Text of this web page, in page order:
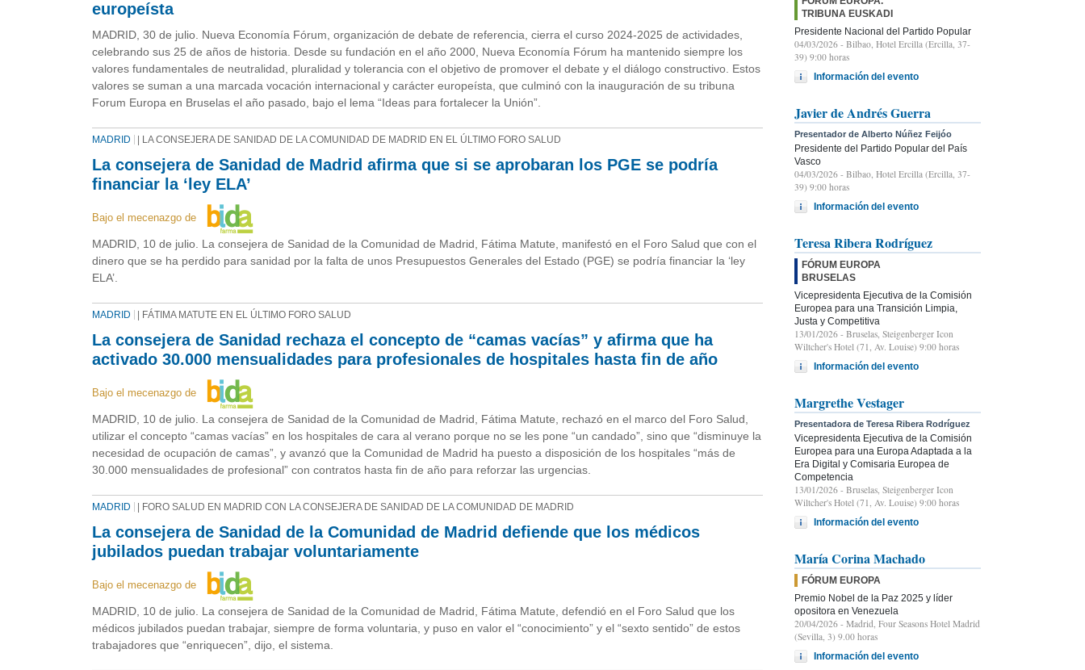
europeísta
MADRID, 30 de julio. Nueva Economía Fórum, organización de debate de referencia, cierra el curso 2024-2025 de actividades,
celebrando sus 25 de años de historia. Desde su fundación en el año 2000, Nueva Economía Fórum ha mantenido siempre los
valores fundamentales de neutralidad, pluralidad y tolerancia con el objetivo de promover el debate y el diálogo constructivo. Estos
valores se suman a una marcada vocación internacional y carácter europeísta, que culminó con la inauguración de su tribuna
Forum Europa en Bruselas el año pasado, bajo el lema “Ideas para fortalecer la Unión”.
MADRID | LA CONSEJERA DE SANIDAD DE LA COMUNIDAD DE MADRID EN EL ÚLTIMO FORO SALUD
La consejera de Sanidad de Madrid afirma que si se aprobaran los PGE se podría
financiar la ‘ley ELA’
Bajo el mecenazgo de
MADRID, 10 de julio. La consejera de Sanidad de la Comunidad de Madrid, Fátima Matute, manifestó en el Foro Salud que con el
dinero que se ha perdido para sanidad por la falta de unos Presupuestos Generales del Estado (PGE) se podría financiar la ‘ley
ELA’.
MADRID | FÁTIMA MATUTE EN EL ÚLTIMO FORO SALUD
La consejera de Sanidad rechaza el concepto de “camas vacías” y afirma que ha
activado 30.000 mensualidades para profesionales de hospitales hasta fin de año
Bajo el mecenazgo de
MADRID, 10 de julio. La consejera de Sanidad de la Comunidad de Madrid, Fátima Matute, rechazó en el marco del Foro Salud,
utilizar el concepto “camas vacías” en los hospitales de cara al verano porque no se les pone “un candado”, sino que “disminuye la
necesidad de ocupación de camas”, y avanzó que la Comunidad de Madrid ha puesto a disposición de los hospitales “más de
30.000 mensualidades de profesional” con contratos hasta fin de año para reforzar las urgencias.
MADRID | FORO SALUD EN MADRID CON LA CONSEJERA DE SANIDAD DE LA COMUNIDAD DE MADRID
La consejera de Sanidad de la Comunidad de Madrid defiende que los médicos
jubilados puedan trabajar voluntariamente
Bajo el mecenazgo de
MADRID, 10 de julio. La consejera de Sanidad de la Comunidad de Madrid, Fátima Matute, defendió en el Foro Salud que los
médicos jubilados puedan trabajar, siempre de forma voluntaria, y puso en valor el “conocimiento” y el “sexto sentido” de estos
trabajadores que “enriquecen”, dijo, el sistema.
TRIBUNA EUSKADI
Presidente Nacional del Partido Popular
04/03/2026 - Bilbao, Hotel Ercilla (Ercilla, 37-
39) 9:00 horas
Información del evento
Javier de Andrés Guerra
Presentador de Alberto Núñez Feijóo
Presidente del Partido Popular del País
Vasco
04/03/2026 - Bilbao, Hotel Ercilla (Ercilla, 37-
39) 9:00 horas
Información del evento
Teresa Ribera Rodríguez
FÓRUM EUROPA
BRUSELAS
Vicepresidenta Ejecutiva de la Comisión
Europea para una Transición Limpia,
Justa y Competitiva
13/01/2026 - Bruselas, Steigenberger Icon
Wiltcher's Hotel (71, Av. Louise) 9:00 horas
Información del evento
Margrethe Vestager
Presentadora de Teresa Ribera Rodríguez
Vicepresidenta Ejecutiva de la Comisión
Europea para una Europa Adaptada a la
Era Digital y Comisaria Europea de
Competencia
13/01/2026 - Bruselas, Steigenberger Icon
Wiltcher's Hotel (71, Av. Louise) 9:00 horas
Información del evento
María Corina Machado
FÓRUM EUROPA
Premio Nobel de la Paz 2025 y líder
opositora en Venezuela
20/04/2026 - Madrid, Four Seasons Hotel Madrid
(Sevilla, 3) 9.00 horas
Información del evento